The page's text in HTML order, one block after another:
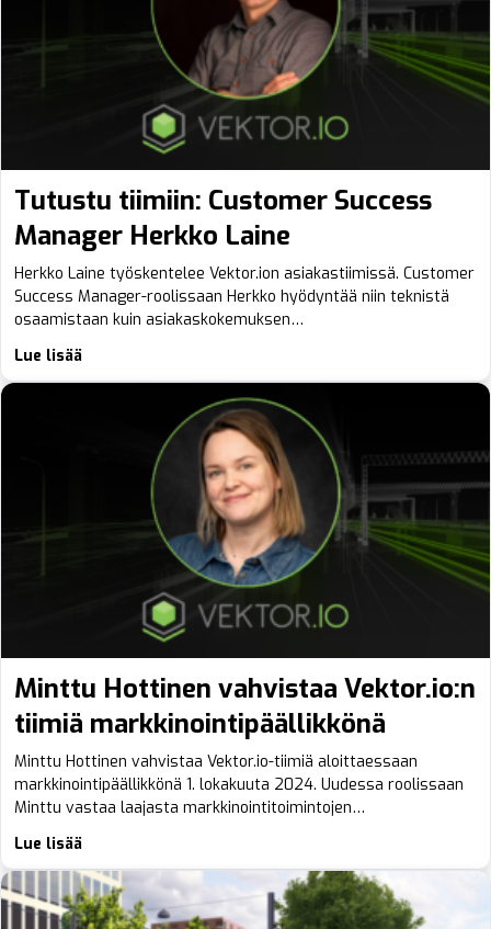
Tutustu tiimiin: Customer Success
Manager Herkko Laine
Herkko Laine työskentelee Vektor.ion asiakastiimissä. Customer
Success Manager-roolissaan Herkko hyödyntää niin teknistä
osaamistaan kuin asiakaskokemuksen…
Lue lisää
Minttu Hottinen vahvistaa Vektor.io:n
tiimiä markkinointipäällikkönä
Minttu Hottinen vahvistaa Vektor.io-tiimiä aloittaessaan
markkinointipäällikkönä 1. lokakuuta 2024. Uudessa roolissaan
Minttu vastaa laajasta markkinointitoimintojen…
Lue lisää